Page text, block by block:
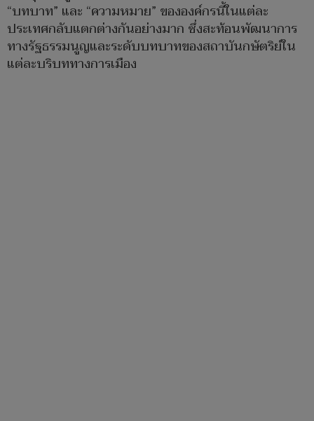
“บทบาท” และ “ความหมาย” ขององค์กรนี้ในแต่ละ
ประเทศกลับแตกต่างกันอย่างมาก ซึ่งสะท้อนพัฒนาการ
ทางรัฐธรรมนูญและระดับบทบาทของสถาบันกษัตริย์ใน
แต่ละบริบททางการเมือง